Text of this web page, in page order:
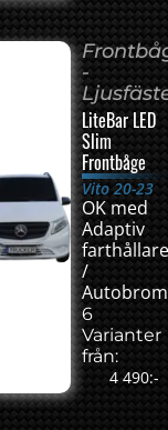
-
LiteBar LED
Slim
Frontbåge
Vito 20-23
OK med
Adaptiv
farthållare
/
6
Varianter
från:
4 490:-